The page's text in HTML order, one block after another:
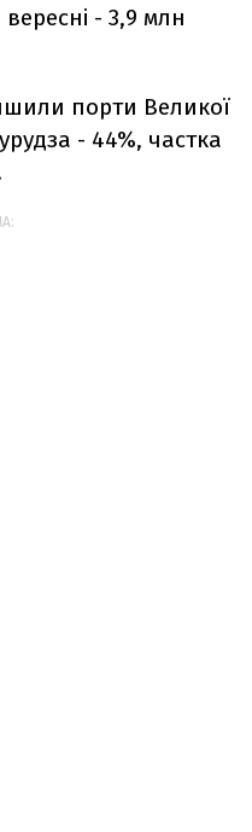
- 3,9 млн
порти Великої
- 44%, частка